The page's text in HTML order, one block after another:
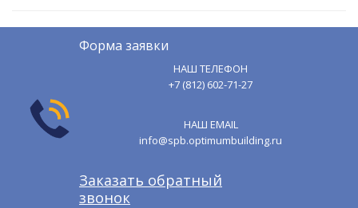
Форма заявки
НАШ ТЕЛЕФОН
+7 (812) 602-71-27
НАШ EMAIL
info@spb.optimumbuilding.ru
Заказать обратный
звонок